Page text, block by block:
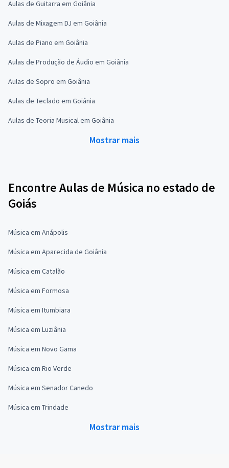
Aulas de Guitarra em Goiânia
Aulas de Mixagem DJ em Goiânia
Aulas de Piano em Goiânia
Aulas de Produção de Áudio em Goiânia
Aulas de Sopro em Goiânia
Aulas de Teclado em Goiânia
Aulas de Teoria Musical em Goiânia
Mostrar mais
Encontre Aulas de Música no estado de
Goiás
Música em Anápolis
Música em Aparecida de Goiânia
Música em Catalão
Música em Formosa
Música em Itumbiara
Música em Luziânia
Música em Novo Gama
Música em Rio Verde
Música em Senador Canedo
Música em Trindade
Mostrar mais